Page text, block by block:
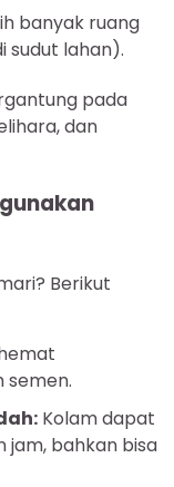
banyak ruang
sudut lahan).
pada
dan
Berikut
semen.
Kolam dapat
jam, bahkan bisa